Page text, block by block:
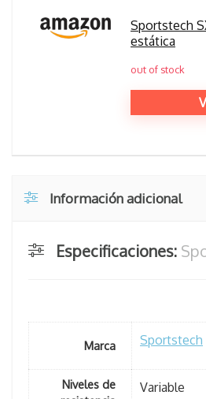
Sportstech
estática
out of stock
Información adicional
Especificaciones:
Marca Sportstech
Niveles de
Variable